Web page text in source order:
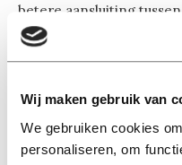
Wij maken gebruik van
We gebruiken cookies
personaliseren, om
betere aansluiting
Daar heeft uiteindelijk
Vereniging van
heeft als VVD-kamerlid
om studies met weinig